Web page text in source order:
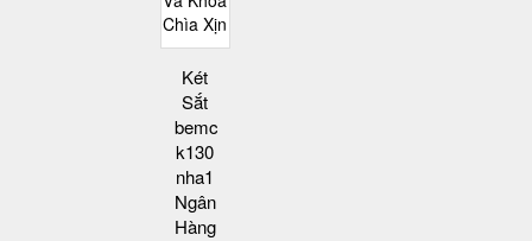
Két
Sắt
bemc
k130
nha1
Ngân
Hàng